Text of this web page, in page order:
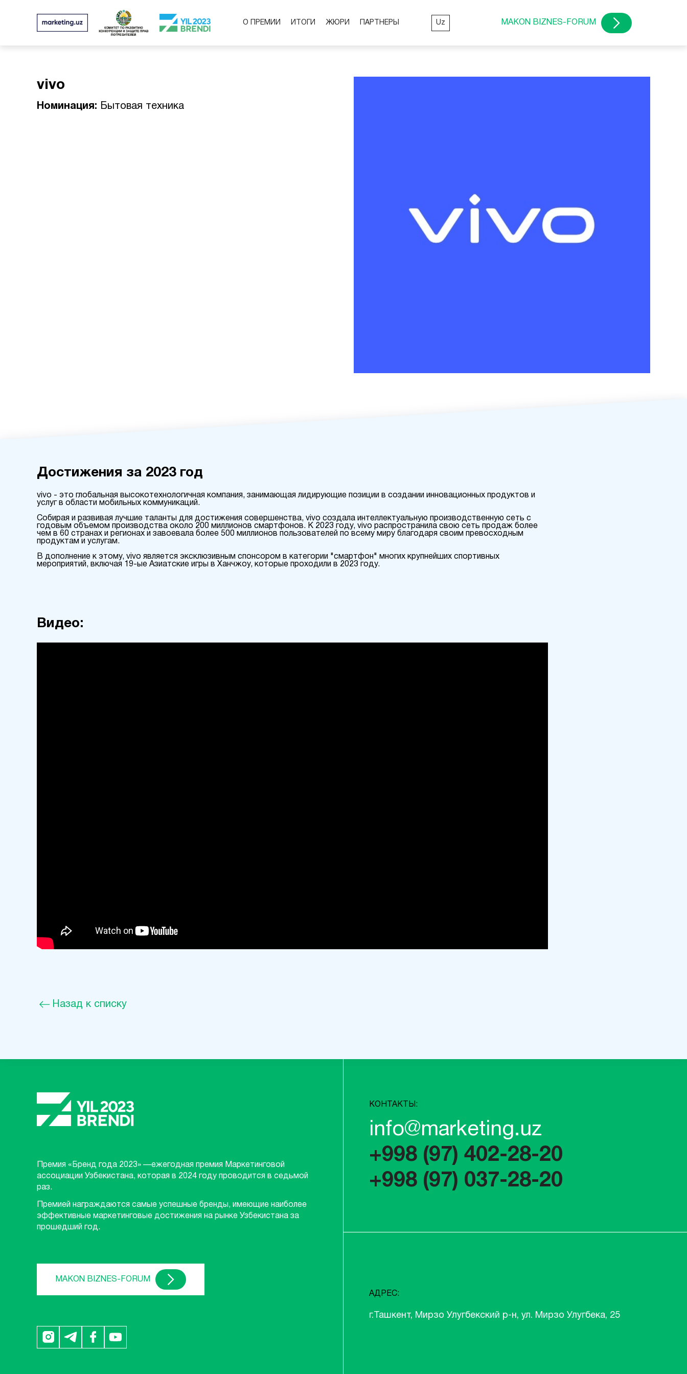
О ПРЕМИИ ИТОГИ ЖЮРИ ПАРТНЕРЫ Uz MAKON BIZNES-FORUM
vivo
Номинация: Бытовая техника
Достижения за 2023 год
vivo - это глобальная высокотехнологичная компания, занимающая лидирующие позиции в создании инновационных продуктов и
услуг в области мобильных коммуникаций.
Собирая и развивая лучшие таланты для достижения совершенства, vivo создала интеллектуальную производственную сеть с
годовым объемом производства около 200 миллионов смартфонов. К 2023 году, vivo распространила свою сеть продаж более
чем в 60 странах и регионах и завоевала более 500 миллионов пользователей по всему миру благодаря своим превосходным
продуктам и услугам.
В дополнение к этому, vivo является эксклюзивным спонсором в категории "смартфон" многих крупнейших спортивных
мероприятий, включая 19-ые Азиатские игры в Ханчжоу, которые проходили в 2023 году.
Видео:
Назад к списку
Премия «Бренд года 2023» —ежегодная премия Маркетинговой
ассоциации Узбекистана, которая в 2024 году проводится в седьмой
раз.
Премией награждаются самые успешные бренды, имеющие наиболее
эффективные маркетинговые достижения на рынке Узбекистана за
прошедший год.
MAKON BIZNES-FORUM
КОНТАКТЫ:
info@marketing.uz
+998 (97) 402-28-20
+998 (97) 037-28-20
АДРЕС:
г.Ташкент, Мирзо Улугбекский р-н, ул. Мирзо Улугбека, 25